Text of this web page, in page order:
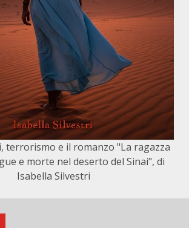
terrorismo e il romanzo "La ragazza
e morte nel deserto del Sinai", di
Isabella Silvestri